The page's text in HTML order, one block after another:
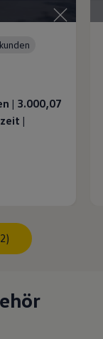
| 3.000,07
|